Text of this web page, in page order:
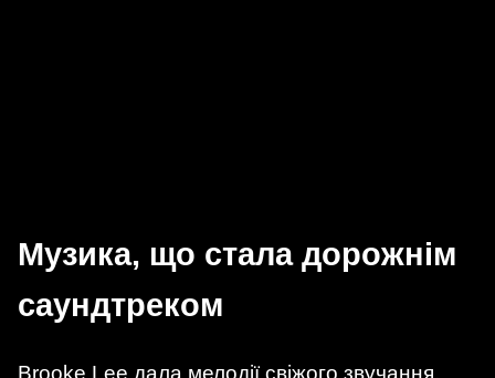
Музика, що стала дорожнім
саундтреком
Brooke Lee дала мелодії свіжого звучання,